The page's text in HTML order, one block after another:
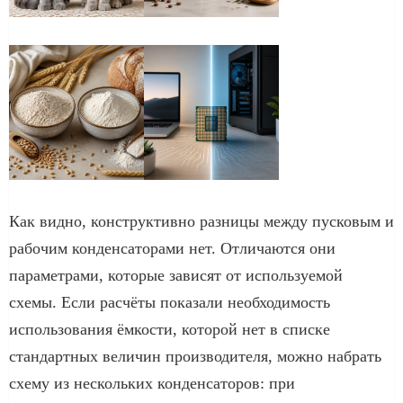
Как видно, конструктивно разницы между пусковым и
рабочим конденсаторами нет. Отличаются они
параметрами, которые зависят от используемой
схемы. Если расчёты показали необходимость
использования ёмкости, которой нет в списке
стандартных величин производителя, можно набрать
схему из нескольких конденсаторов: при